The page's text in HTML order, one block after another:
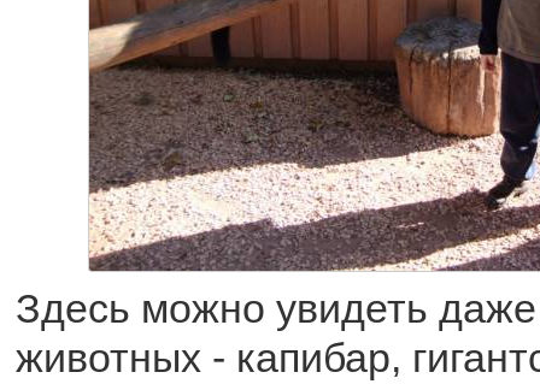
Здесь можно увидеть
животных - капибар,